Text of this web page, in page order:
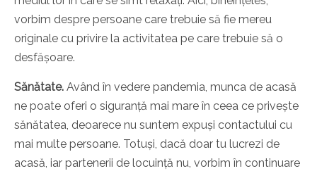
vorbim despre persoane care trebuie să fie mereu
originale cu privire la activitatea pe care trebuie să o
desfășoare.
Sănătate. Având în vedere pandemia, munca de acasă
ne poate oferi o siguranță mai mare în ceea ce privește
sănătatea, deoarece nu suntem expuși contactului cu
mai multe persoane. Totuși, dacă doar tu lucrezi de
acasă, iar partenerii de locuință nu, vorbim în continuare